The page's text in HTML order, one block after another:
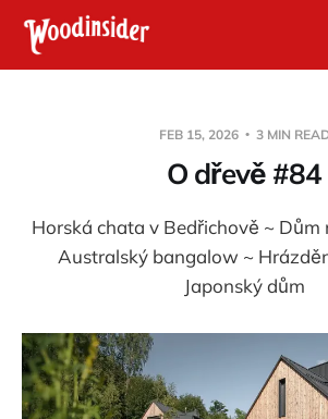
FEB 15, 2026 3 MIN
O dřevě #84
Horská chata v Bedřichově ~ Dům
Australský bangalow ~
Japonský dům